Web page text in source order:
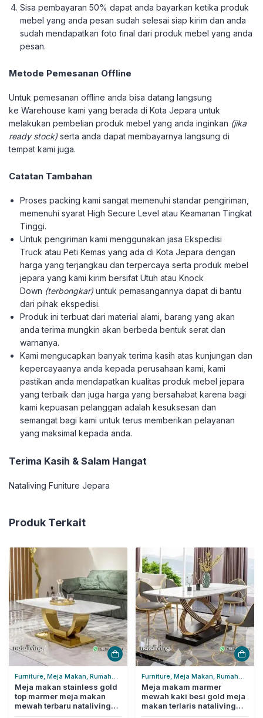
Sisa pembayaran 50% dapat anda bayarkan ketika produk
mebel yang anda pesan sudah selesai siap kirim dan anda
sudah mendapatkan foto final dari produk mebel yang anda
pesan.
Metode Pemesanan Offline
Untuk pemesanan offline anda bisa datang langsung
ke Warehouse kami yang berada di Kota Jepara untuk
melakukan pembelian produk mebel yang anda inginkan (jika
ready stock) serta anda dapat membayarnya langsung di
tempat kami juga.
Catatan Tambahan
Proses packing kami sangat memenuhi standar pengiriman,
memenuhi syarat High Secure Level atau Keamanan Tingkat
Tinggi.
Untuk pengiriman kami menggunakan jasa Ekspedisi
Truck atau Peti Kemas yang ada di Kota Jepara dengan
harga yang terjangkau dan terpercaya serta produk mebel
jepara yang kami kirim bersifat Utuh atau Knock
Down (terbongkar) untuk pemasangannya dapat di bantu
dari pihak ekspedisi.
Produk ini terbuat dari material alami, barang yang akan
anda terima mungkin akan berbeda bentuk serat dan
warnanya.
Kami mengucapkan banyak terima kasih atas kunjungan dan
kepercayaanya anda kepada perusahaan kami, kami
pastikan anda mendapatkan kualitas produk mebel jepara
yang terbaik dan juga harga yang bersahabat karena bagi
kami kepuasan pelanggan adalah kesuksesan dan
semangat bagi kami untuk terus memberikan pelayanan
yang maksimal kepada anda.
Terima Kasih & Salam Hangat
Nataliving Funiture Jepara
Produk Terkait
Furniture, Meja Makan, Rumah
Tangga
Meja makan stainless gold
top marmer meja makan
mewah terbaru nataliving
Furniture, Meja Makan, Rumah
Tangga
Meja makam marmer
mewah kaki besi gold meja
makan terlaris nataliving